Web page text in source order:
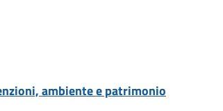
ambiente e patrimonio